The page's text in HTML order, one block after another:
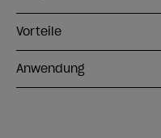
Vorteile
Anwendung